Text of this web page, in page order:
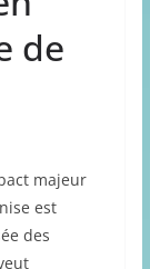
de
majeur
est
des